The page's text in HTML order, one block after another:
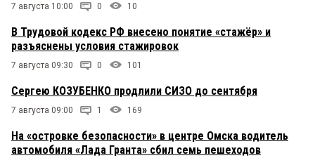
7 августа 10:00 0 10
В Трудовой кодекс РФ внесено понятие «стажёр» и
разъяснены условия стажировок
7 августа 09:30 0 101
Сергею КОЗУБЕНКО продлили СИЗО до сентября
7 августа 09:00 1 169
На «островке безопасности» в центре Омска водитель
автомобиля «Лада Гранта» сбил семь пешеходов